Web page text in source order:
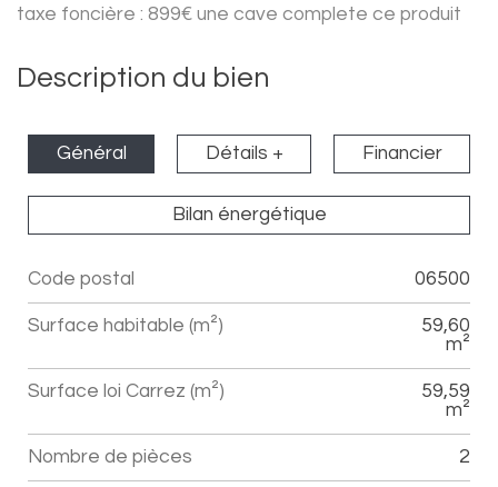
taxe foncière : 899€ une cave complete ce produit
Description du bien
Général Détails + Financier
Bilan énergétique
Label Value
Code postal 06500
Surface habitable (m²)
59,60
m²
Surface loi Carrez (m²)
59,59
m²
Nombre de pièces 2